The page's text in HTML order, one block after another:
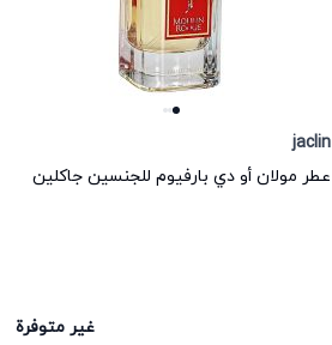
jaclin
عطر مولان أو دي بارفيوم للجنسين جاكلين
غير متوفرة